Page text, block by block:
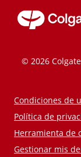
© 2026
Condiciones de
Política de
Herramienta de
Gestionar mis